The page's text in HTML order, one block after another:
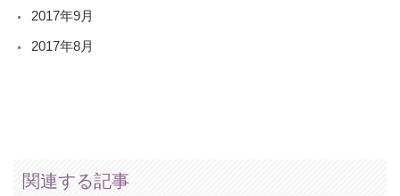
2017年9月
2017年8月
関連する記事